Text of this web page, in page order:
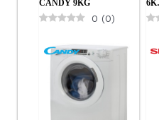
CANDY 9KG
0 (0)